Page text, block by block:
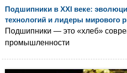
Подшипники в XXI веке:
технологий и лидеры мирового
Подшипники — это «хлеб»
промышленности